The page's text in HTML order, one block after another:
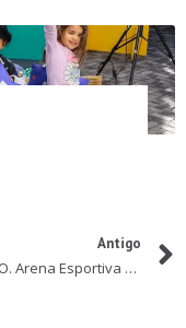
Antigo
GRATUITO. Arena Esportiva Radical agita as férias